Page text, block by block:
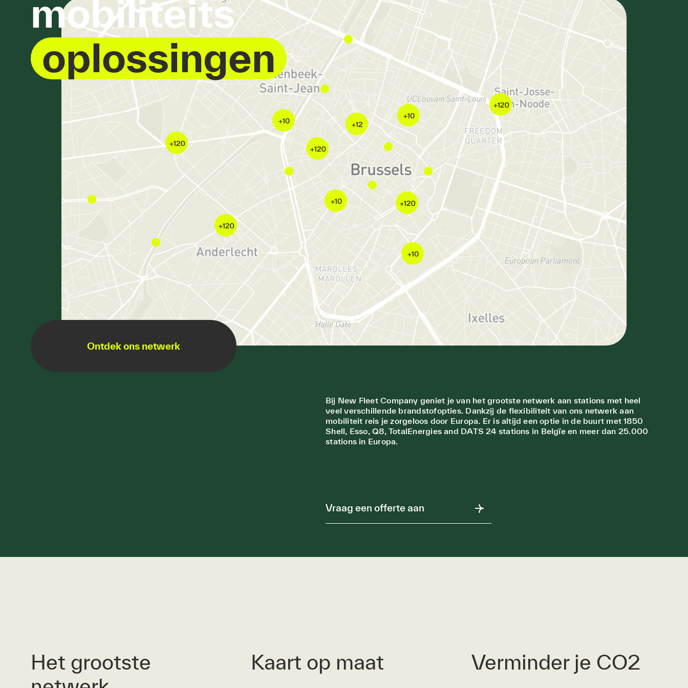
mobiliteits
oplossingen
Ontdek ons netwerk
Bij New Fleet Company geniet je van het grootste netwerk aan stations met heel
veel verschillende brandstofopties. Dankzij de flexibiliteit van ons netwerk aan
mobiliteit reis je zorgeloos door Europa. Er is altijd een optie in de buurt met 1850
Shell, Esso, Q8, TotalEnergies and DATS 24 stations in Belgïe en meer dan 25.000
stations in Europa.
Vraag een offerte aan
Het grootste
Kaart op maat Verminder je CO2